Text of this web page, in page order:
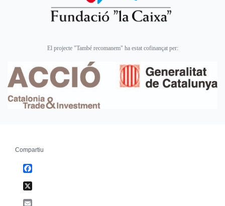
El projecte "També recomanem" ha estat cofinançat per:
Compartiu